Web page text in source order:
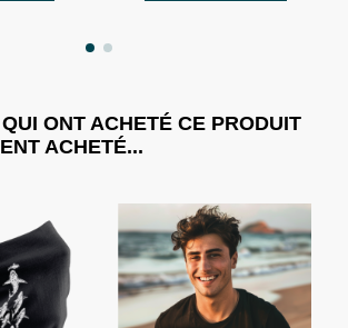
ONT ACHETÉ CE PRODUIT
ACHETÉ...